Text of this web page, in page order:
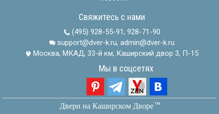
Свяжитесь с нами
(495) 928-55-91; 928-71-90
support@dver-k.ru, admin@dver-k.ru
Москва, МКАД, 33-й км, Каширский двор 3, П-15
Мы в соцсетях
Двери на Каширском Дворетм